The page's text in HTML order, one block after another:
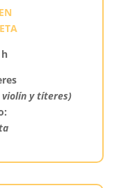
violín y títeres)